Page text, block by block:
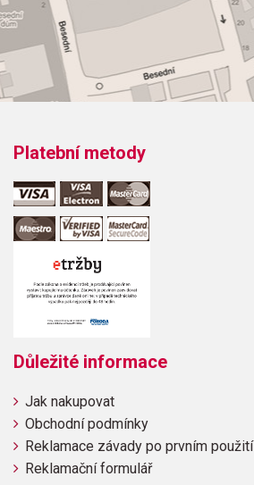
Platební metody
Důležité informace
Jak nakupovat
Obchodní podmínky
Reklamace závady po prvním použití
Reklamační formulář